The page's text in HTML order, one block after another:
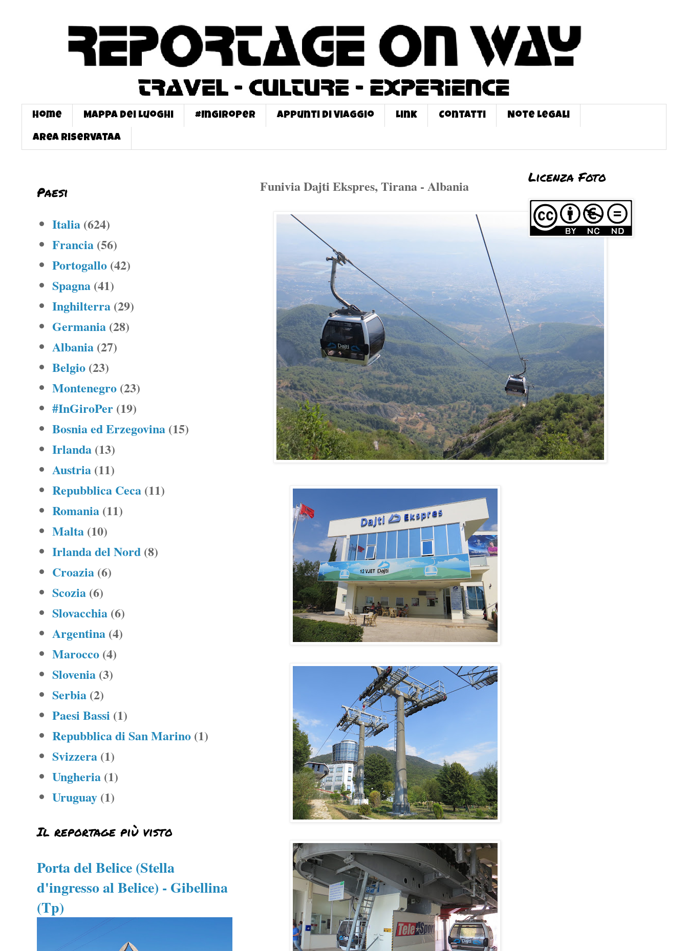
Home Mappa dei Luoghi #InGiroPer Appunti di Viaggio Link Contatti Note Legali
Area Riservataa
Funivia Dajti Ekspres, Tirana - Albania
Paesi
Italia (624)
Francia (56)
Portogallo (42)
Spagna (41)
Inghilterra (29)
Germania (28)
Albania (27)
Belgio (23)
Montenegro (23)
#InGiroPer (19)
Bosnia ed Erzegovina (15)
Irlanda (13)
Austria (11)
Repubblica Ceca (11)
Romania (11)
Malta (10)
Irlanda del Nord (8)
Croazia (6)
Scozia (6)
Slovacchia (6)
Argentina (4)
Marocco (4)
Slovenia (3)
Serbia (2)
Paesi Bassi (1)
Repubblica di San Marino (1)
Svizzera (1)
Ungheria (1)
Uruguay (1)
Il reportage più visto
Porta del Belice (Stella
d'ingresso al Belice) - Gibellina
(Tp)
Licenza Foto